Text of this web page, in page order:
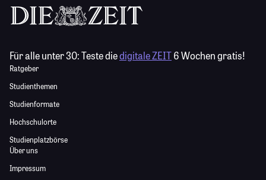
Für alle unter 30:Teste diedigitale ZEIT6 Wochen gratis!
Ratgeber
Studienthemen
Studienformate
Hochschulorte
Studienplatzbörse
Über uns
Impressum